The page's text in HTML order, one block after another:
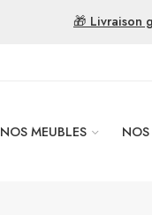
🎁 Livraison
NOS MEUBLES